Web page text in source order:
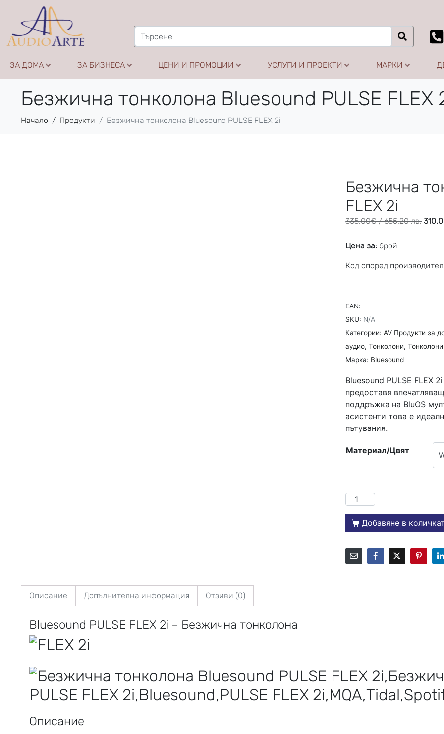
ЗА ДОМА ЗА БИЗНЕСА ЦЕНИ И ПРОМОЦИИ УСЛУГИ И ПРОЕКТИ МАРКИ
Безжична тонколона Bluesound PULSE FLEX
Начало Продукти Безжична тонколона Bluesound PULSE FLEX 2i
Безжична
FLEX 2i
335.00€/ 655.20 лв.
Цена за: брой
Код според
EAN:
SKU: N/A
Категории: AV Продукти за
аудио,Тонколони,
Марка: Bluesound
Bluesound PULSE FLEX
предоставя
поддръжка на BluOS
асистенти това е
пътувания.
Материал/Цвят
Добавяне в
Описание Допълнителна информация Отзиви (0)
Bluesound PULSE FLEX 2i – Безжична тонколона
Описание